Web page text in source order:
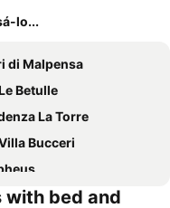
lo...
di Malpensa
Betulle
La Torre
Bucceri
Milano Malpensa
with bed and